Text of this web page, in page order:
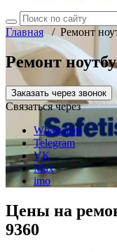
Главная/ Ремонт
Ремонт
Заказать через звонок
Связаться через
WhatsApp
Telegram
VK
Max
imo
Цены на
9360